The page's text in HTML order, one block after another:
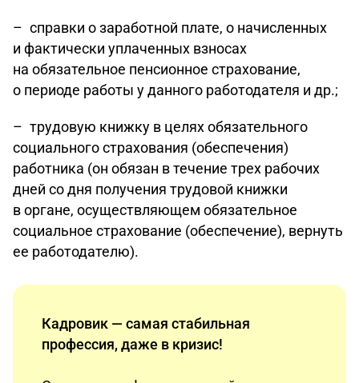
– справки о заработной плате, о начисленных
и фактически уплаченных взносах
на обязательное пенсионное страхование,
о периоде работы у данного работодателя и др.;
– трудовую книжку в целях обязательного
социального страхования (обеспечения)
работника (он обязан в течение трех рабочих
дней со дня получения трудовой книжки
в органе, осуществляющем обязательное
социальное страхование (обеспечение), вернуть
ее работодателю).
Кадровик — самая стабильная
профессия, даже в кризис!